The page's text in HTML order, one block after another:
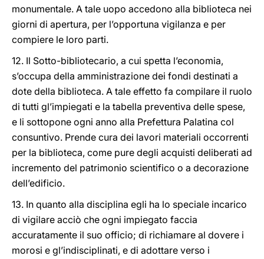
monumentale. A tale uopo accedono alla biblioteca nei
giorni di apertura, per l’opportuna vigilanza e per
compiere le loro parti.
12. Il Sotto-bibliotecario, a cui spetta l’economia,
s’occupa della amministrazione dei fondi destinati a
dote della biblioteca. A tale effetto fa compilare il ruolo
di tutti gl’impiegati e la tabella preventiva delle spese,
e li sottopone ogni anno alla Prefettura Palatina col
consuntivo. Prende cura dei lavori materiali occorrenti
per la biblioteca, come pure degli acquisti deliberati ad
incremento del patrimonio scientifico o a decorazione
dell’edificio.
13. In quanto alla disciplina egli ha lo speciale incarico
di vigilare acciò che ogni impiegato faccia
accuratamente il suo officio; di richiamare al dovere i
morosi e gl’indisciplinati, e di adottare verso i